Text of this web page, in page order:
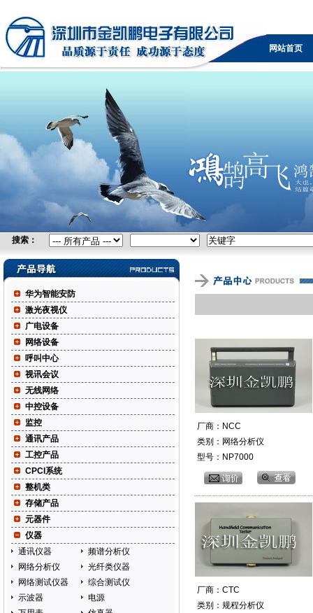
无线网桥，广电设备，可视电话，防火墙，KVM，负载
均衡，IPTV，视频采集卡，自由空间光通信，控制台服
务器
网站首页
搜索：
华为智能安防
激光夜视仪
广电设备
网络设备
呼叫中心
视讯会议
无线网络
中控设备
监控
通讯产品
工控产品
CPCI系统
整机类
存储产品
元器件
仪器
通讯仪器
频谱分析仪
网络分析仪
光纤类仪器
网络测试仪器
综合测试仪
示波器
电源
厂商：NCC
类别：网络分析仪
型号：NP7000
厂商：CTC
类别：规程分析仪